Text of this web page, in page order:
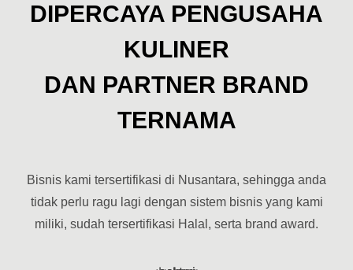
[harga franchise warteg] dan
"bisnis warteg kekinian" dan
DIPERCAYA PENGUSAHA
KULINER
DAN PARTNER BRAND
TERNAMA
Bisnis kami tersertifikasi di Nusantara, sehingga anda
tidak perlu ragu lagi dengan sistem bisnis yang kami
miliki, sudah tersertifikasi Halal, serta brand award.